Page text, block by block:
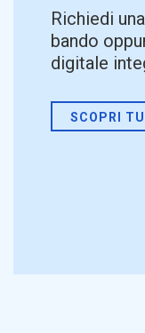
Richiedi
bando
digitale
SCOPRI